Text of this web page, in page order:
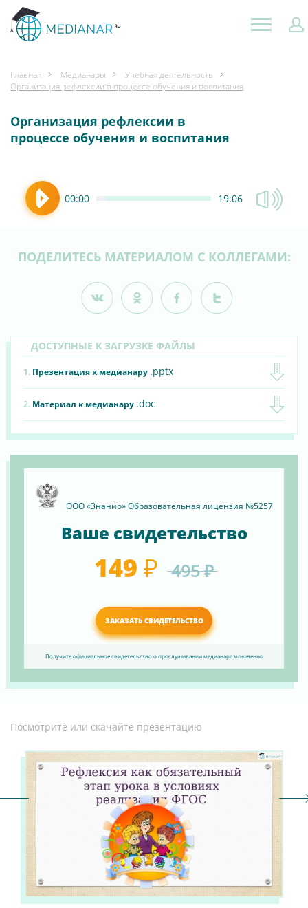
Главная Медианары
Учебная деятельность
Организация рефлексии в процессе обучения и воспитания
Организация рефлексии в
процессе обучения и воспитания
00:00 19:06
ПОДЕЛИТЕСЬ МАТЕРИАЛОМ С КОЛЛЕГАМИ:
ДОСТУПНЫЕ К ЗАГРУЗКЕ ФАЙЛЫ
1. Презентация к медианару .pptx
2. Материал к медианару .doc
ООО «Знанио» Образовательная лицензия №5257
Ваше свидетельство
149 ₽ 495 ₽
ЗАКАЗАТЬ СВИДЕТЕЛЬСТВО
Получите официальное свидетельство о прослушивании медианара мгновенно
Посмотрите или скачайте презентацию